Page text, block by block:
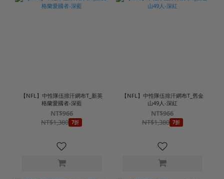
【NFL】中性隊伍排汗網布T_新英
格蘭愛國者-深藍
NT$966
NT$1,380 7折
【NFL】中性隊伍排汗網布T_舊金
山49人-深紅
NT$966
NT$1,380 7折